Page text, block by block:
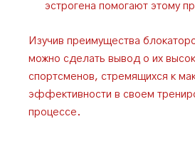
эстрогена помогают этому
Изучив преимущества
можно сделать вывод о их
спортсменов, стремящихся к
эффективности в своем
процессе.